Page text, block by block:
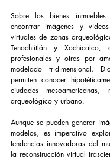
Sobre los bienes inmuebles
encontrar imágenes y
virtuales de zonas
Tenochtitlán y Xochicalco,
profesionales y otras por
modelado tridimensional.
permiten conocer
ciudades
arqueológico y urbano.
Aunque se pueden generar
modelos, es imperativo
tendencias innovadoras del
la reconstrucción virtual